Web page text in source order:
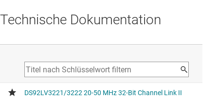
Technische Dokumentation